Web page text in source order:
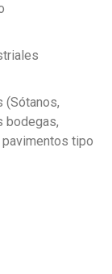
(Sótanos,
bodegas,
tipo